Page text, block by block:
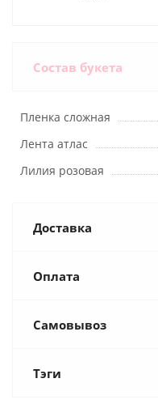
Состав букета
Пленка сложная
Лента атлас
Лилия розовая
Доставка
Оплата
Самовывоз
Тэги